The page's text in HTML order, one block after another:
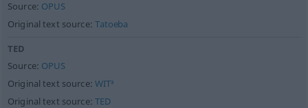
Source: OPUS
Original text source:Tatoeba
TED
Source: OPUS
Original text source:WIT³
Original text source:TED